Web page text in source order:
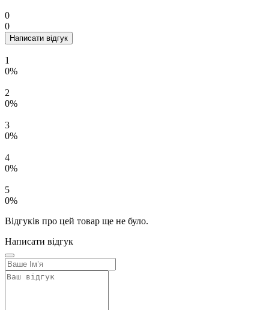
0
0
Написати відгук
1
0%
2
0%
3
0%
4
0%
5
0%
Відгуків про цей товар ще не було.
Написати відгук